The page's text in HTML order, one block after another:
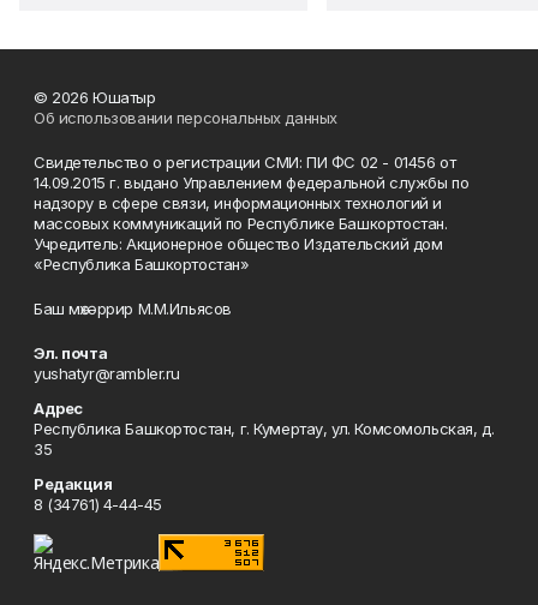
© 2026 Юшатыр
Об использовании персональных данных
Свидетельство о регистрации СМИ: ПИ ФС 02 - 01456 от
14.09.2015 г. выдано Управлением федеральной службы по
надзору в сфере связи, информационных технологий и
массовых коммуникаций по Республике Башкортостан.
Учредитель: Акционерное общество Издательский дом
«Республика Башкортостан»
Баш мөхәррир М.М.Ильясов
Эл. почта
yushatyr@rambler.ru
Адрес
Республика Башкортостан, г. Кумертау, ул. Комсомольская, д.
35
Редакция
8 (34761) 4-44-45